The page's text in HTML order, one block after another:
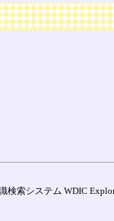
検索システム WDIC